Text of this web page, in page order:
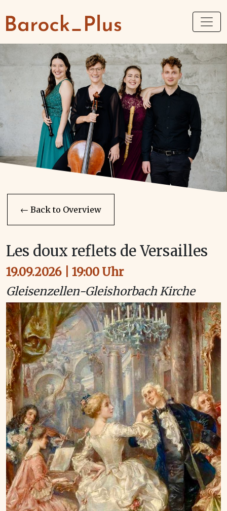
← Back to Overview
Les doux reflets de Versailles
19.09.2026 | 19:00 Uhr
Gleisenzellen-Gleishorbach Kirche